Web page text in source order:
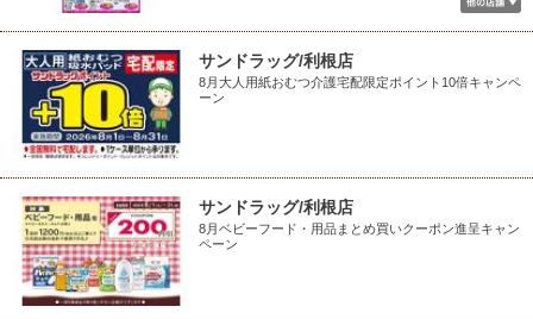
サンドラッグ/利根店
8月大人用紙おむつ介護宅配限定ポイント10倍キャンペ
ーン
サンドラッグ/利根店
8月ベビーフード・用品まとめ買いクーポン進呈キャン
ペーン